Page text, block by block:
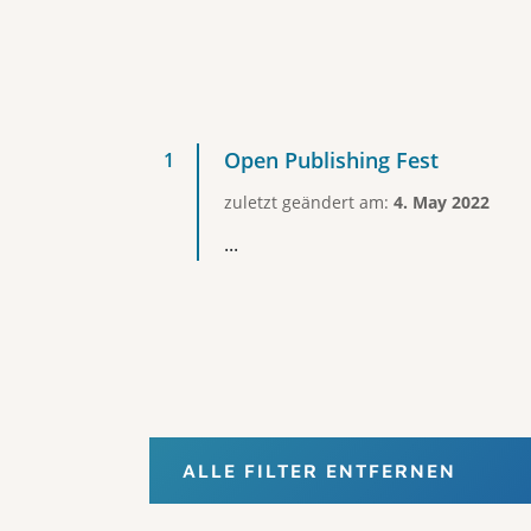
Open Publishing Fest
zuletzt geändert am: 4. May 2022
...
ALLE FILTER ENTFERNEN